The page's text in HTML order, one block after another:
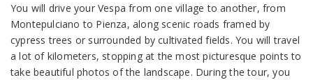
You will drive your Vespa from one village to another, from
Montepulciano to Pienza, along scenic roads framed by
cypress trees or surrounded by cultivated fields. You will travel
a lot of kilometers, stopping at the most picturesque points to
take beautiful photos of the landscape. During the tour, you